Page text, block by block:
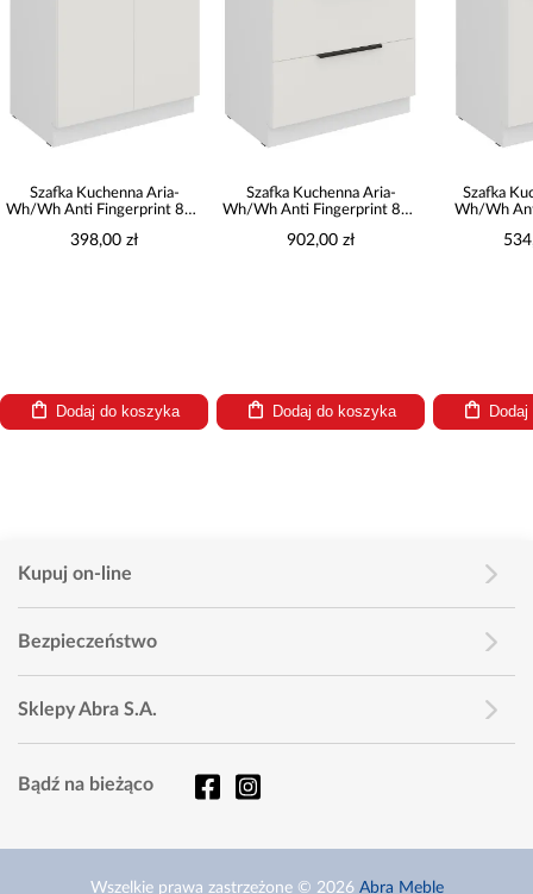
Szafka Kuchenna Aria-
Wh/Wh Anti Fingerprint 80d
398,00 zł
Dodaj do koszyka
Szafka Kuchenna Aria-
Wh/Wh Anti Fingerprint 80d
902,00 zł
Dodaj do koszyka
Szafka
Wh/Wh
Kupuj on-line
Bezpieczeństwo
Sklepy Abra S.A.
Bądź na bieżąco
Wszelkie prawa zastrzeżone © 2026 Abra Meble